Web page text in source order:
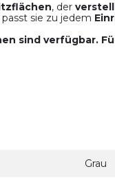
, der
passt sie zu jedem
sind verfügbar.
Grau